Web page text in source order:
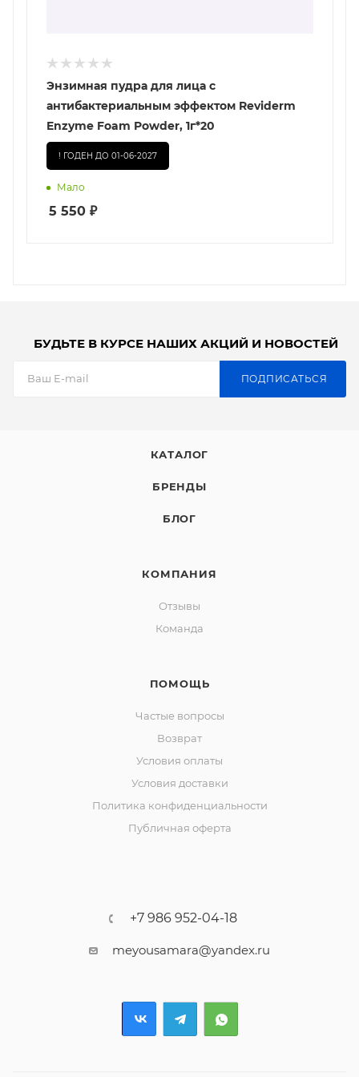
Энзимная пудра для лица с
антибактериальным эффектом Reviderm
Enzyme Foam Powder, 1г*20
! ГОДЕН ДО 01-06-2027
Мало
5 550 ₽
БУДЬТЕ В КУРСЕ НАШИХ АКЦИЙ И НОВОСТЕЙ
ПОДПИСАТЬСЯ
КАТАЛОГ
БРЕНДЫ
БЛОГ
КОМПАНИЯ
Отзывы
Команда
ПОМОЩЬ
Частые вопросы
Возврат
Условия оплаты
Условия доставки
Политика конфиденциальности
Публичная оферта
+7 986 952-04-18
meyousamara@yandex.ru